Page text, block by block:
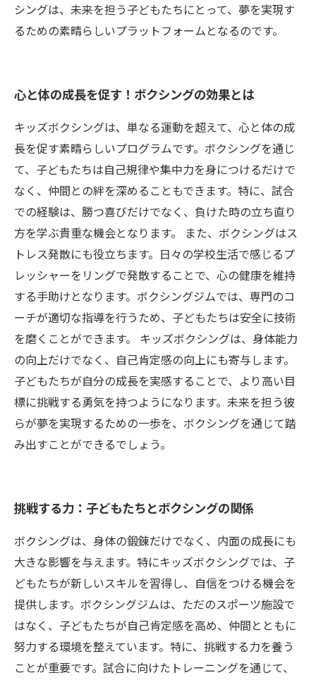
シングは、未来を担う子どもたちにとって、夢を実現す
るための素晴らしいプラットフォームとなるのです。
心と体の成長を促す！ボクシングの効果とは
キッズボクシングは、単なる運動を超えて、心と体の成
長を促す素晴らしいプログラムです。ボクシングを通じ
て、子どもたちは自己規律や集中力を身につけるだけで
なく、仲間との絆を深めることもできます。特に、試合
での経験は、勝つ喜びだけでなく、負けた時の立ち直り
方を学ぶ貴重な機会となります。 また、ボクシングはス
トレス発散にも役立ちます。日々の学校生活で感じるプ
レッシャーをリングで発散することで、心の健康を維持
する手助けとなります。ボクシングジムでは、専門のコ
ーチが適切な指導を行うため、子どもたちは安全に技術
を磨くことができます。 キッズボクシングは、身体能力
の向上だけでなく、自己肯定感の向上にも寄与します。
子どもたちが自分の成長を実感することで、より高い目
標に挑戦する勇気を持つようになります。未来を担う彼
らが夢を実現するための一歩を、ボクシングを通じて踏
み出すことができるでしょう。
挑戦する力：子どもたちとボクシングの関係
ボクシングは、身体の鍛錬だけでなく、内面の成長にも
大きな影響を与えます。特にキッズボクシングでは、子
どもたちが新しいスキルを習得し、自信をつける機会を
提供します。ボクシングジムは、ただのスポーツ施設で
はなく、子どもたちが自己肯定感を高め、仲間とともに
努力する環境を整えています。特に、挑戦する力を養う
ことが重要です。試合に向けたトレーニングを通じて、